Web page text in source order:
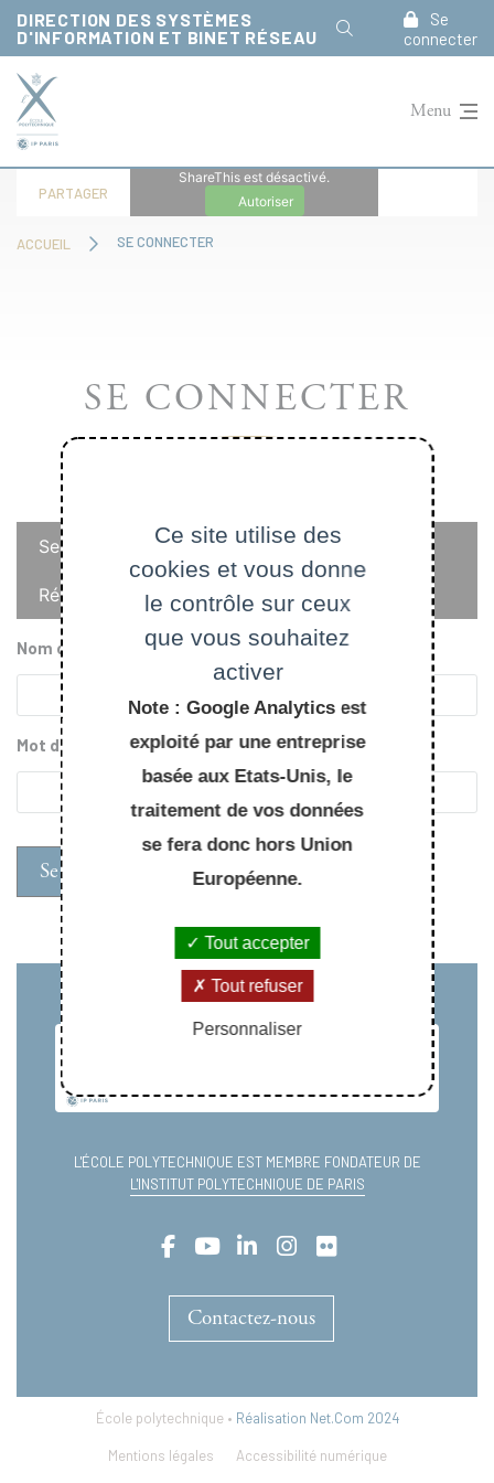
DIRECTION DES SYSTÈMES
D'INFORMATION ET BINET RÉSEAU
Se
connecter
Menu
ACCUEIL SE CONNECTER
PARTAGER
ShareThis est désactivé.
Autoriser
SE CONNECTER
Onglets
principaux
Se connecter
Réinitialiser votre mot de passe
Nom d'utilisateur
Mot de passe
L'ÉCOLE POLYTECHNIQUE EST MEMBRE FONDATEUR DE
L'INSTITUT POLYTECHNIQUE DE PARIS
Contactez-nous
École polytechnique • Réalisation Net.Com 2024
Mentions légales Accessibilité numérique
Panneau de gestion des cookies
Ce site utilise des
cookies et vous donne
le contrôle sur ceux
que vous souhaitez
activer
Note : Google Analytics est
exploité par une entreprise
basée aux Etats-Unis, le
traitement de vos données
se fera donc hors Union
Européenne.
Tout accepter
Tout refuser
Personnaliser